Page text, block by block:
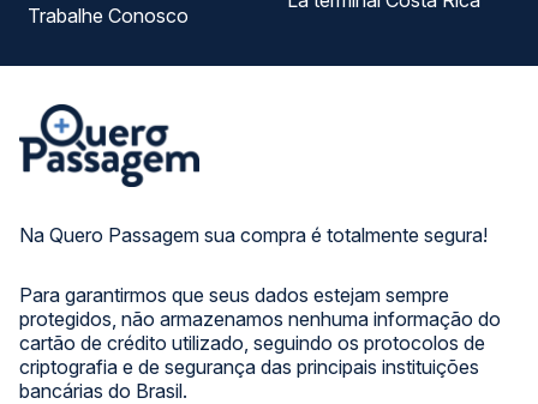
Na Quero Passagem sua compra é totalmente segura!
Para garantirmos que seus dados estejam sempre
protegidos, não armazenamos nenhuma informação do
cartão de crédito utilizado, seguindo os protocolos de
criptografia e de segurança das principais instituições
bancárias do Brasil.
Trabalhe Conosco